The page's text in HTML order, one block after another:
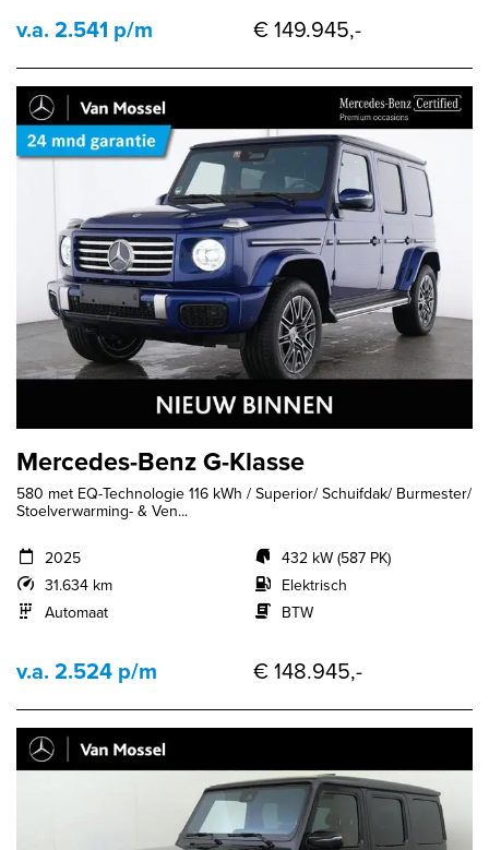
v.a. 2.541 p/m € 149.945,-
Mercedes-Benz G-Klasse
580 met EQ-Technologie 116 kWh / Superior/ Schuifdak/ Burmester/
Stoelverwarming- & Ven...
2025
31.634 km
Automaat
432 kW (587 PK)
Elektrisch
BTW
v.a. 2.524 p/m € 148.945,-